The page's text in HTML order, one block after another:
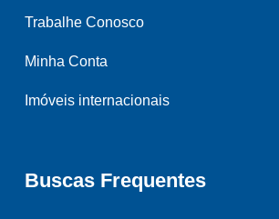
Trabalhe Conosco
Minha Conta
Imóveis internacionais
Buscas Frequentes